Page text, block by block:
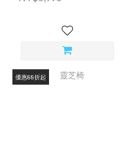
優惠88折起